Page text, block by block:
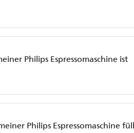
Philips Espressomaschine ist
Philips Espressomaschine